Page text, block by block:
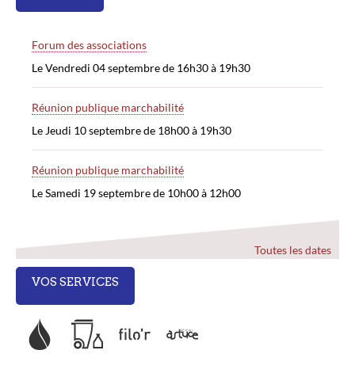
Forum des associations
Le Vendredi 04 septembre de 16h30 à 19h30
Réunion publique marchabilité
Le Jeudi 10 septembre de 18h00 à 19h30
Réunion publique marchabilité
Le Samedi 19 septembre de 10h00 à 12h00
Toutes les dates
VOS SERVICES